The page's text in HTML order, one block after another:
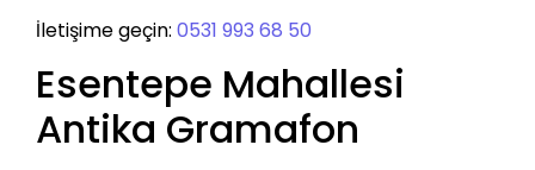
İletişime geçin: 0531 993 68 50
Esentepe Mahallesi
Antika Gramafon